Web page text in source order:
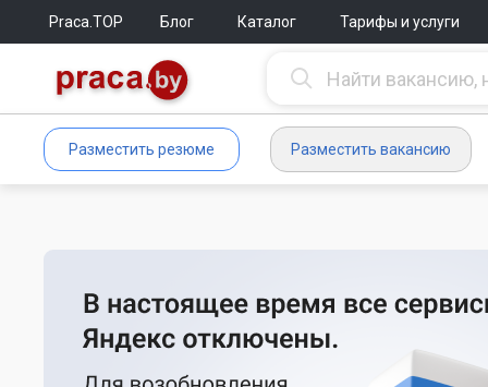
Praca.TOP Блог Каталог Тарифы и услуги
Разместить резюме Разместить вакансию